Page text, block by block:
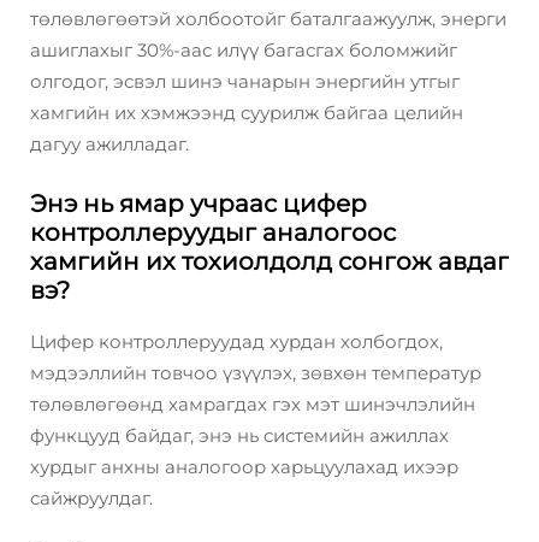
төлөвлөгөөтэй холбоотойг баталгаажуулж, энерги
ашиглахыг 30%-аас илүү багасгах боломжийг
олгодог, эсвэл шинэ чанарын энергийн утгыг
хамгийн их хэмжээнд суурилж байгаа целийн
дагуу ажилладаг.
Энэ нь ямар учраас цифер
контроллеруудыг аналогоос
хамгийн их тохиолдолд сонгож авдаг
вэ?
Цифер контроллеруудад хурдан холбогдох,
мэдээллийн товчоо үзүүлэх, зөвхөн температур
төлөвлөгөөнд хамрагдах гэх мэт шинэчлэлийн
функцууд байдаг, энэ нь системийн ажиллах
хурдыг анхны аналогоор харьцуулахад ихээр
сайжруулдаг.